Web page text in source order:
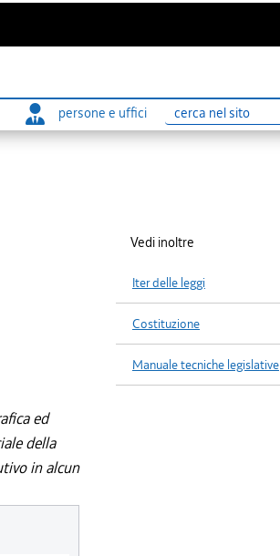
persone e uffici
Ricerca
ed
della
in alcun
Vedi inoltre
Iter delle leggi
Costituzione
Manuale tecniche legislative